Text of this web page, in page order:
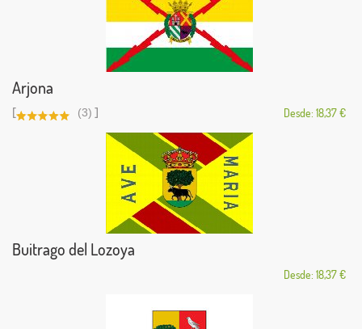
Arjona
[ (3) ] Desde: 18,37 €
Buitrago del Lozoya
Desde: 18,37 €